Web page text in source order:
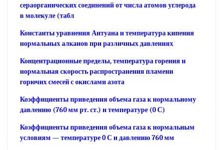
сераорганических соединений от числа атомов углерода
в молекуле (табл
Константы уравнения Антуана и температура кипения
нормальных алканов при различных давлениях
Концентрационные пределы, температура горения и
нормальная скорость распространения пламени
горючих смесей с окислами азота
Коэффициенты приведения объема газа к нормальному
давлению (760 мм рт. ст.) и температуре (0 С)
Коэффициенты приведения объема газа к нормальным
условиям — температуре 0 С и давлению 760 мм